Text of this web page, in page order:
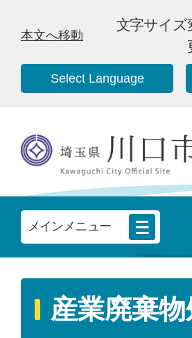
本文へ移動
文字サイズ
Select Language
メインメニュー
産業廃棄